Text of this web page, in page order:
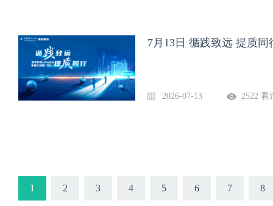
7月13日 循践致远 提质
2026-07-13 2522 看
1 2 3 4 5 6 7 8